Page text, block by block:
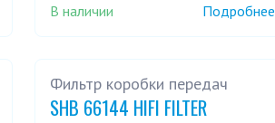
В наличии Подробнее
Фильтр коробки передач
SHB 66144 HIFI FILTER